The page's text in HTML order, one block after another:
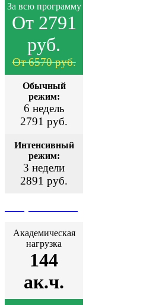
За всю программу
От 2791
руб.
От 6570 руб.
Обычный
режим:
6 недель
2791 руб.
Интенсивный
режим:
3 недели
2891 руб.
Академическая
нагрузка
144
ак.ч.